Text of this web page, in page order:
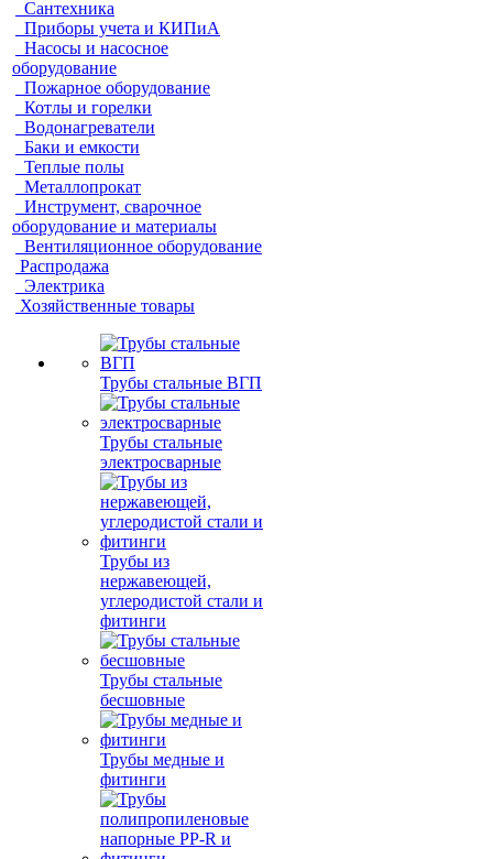
Сантехника
Приборы учета и КИПиА
Насосы и насосное
оборудование
Пожарное оборудование
Котлы и горелки
Водонагреватели
Баки и емкости
Теплые полы
Металлопрокат
Инструмент, сварочное
оборудование и материалы
Вентиляционное оборудование
Распродажа
Электрика
Хозяйственные товары
Трубы стальные ВГП
Трубы стальные
электросварные
Трубы из
нержавеющей,
углеродистой стали и
фитинги
Трубы стальные
бесшовные
Трубы медные и
фитинги